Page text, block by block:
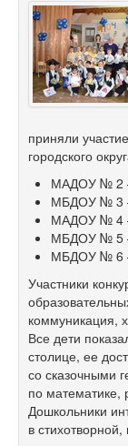
приняли
городского
МАДОУ № 2
МБДОУ № 3
МАДОУ № 4
МБДОУ № 5
МБДОУ № 6
Участники
коммуникация,
Все дети
столице, ее
со сказочными
по математике,
Дошкольники
в